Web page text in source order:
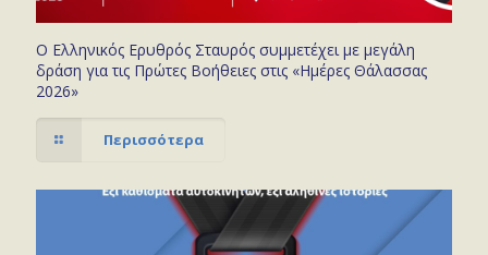
Ο Ελληνικός Ερυθρός Σταυρός συμμετέχει με μεγάλη
δράση για τις Πρώτες Βοήθειες στις «Ημέρες Θάλασσας
2026»
Περισσότερα